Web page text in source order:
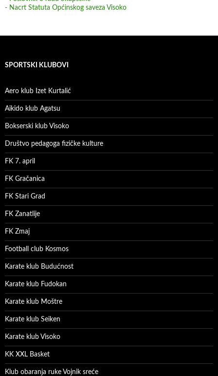
- Nacrt Statuta Općinskog saveza Visoko
SPORTSKI KLUBOVI
Aero klub Izet Kurtalić
Aikido klub Agatsu
Bokserski klub Visoko
Društvo pedagoga fizičke kulture
FK 7. april
FK Gračanica
FK Stari Grad
FK Zanatlije
FK Zmaj
Football club Kosmos
Karate klub Budućnost
Karate klub Fudokan
Karate klub Moštre
Karate klub Seiken
Karate klub Visoko
KK XXL Basket
Klub obaranja ruke Vojnik sreće